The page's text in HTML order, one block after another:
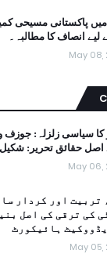
میں پاکستانی مسیحی
لیے انصاف کا مطالبہ۔
May 08,
کا سیاسی زلزلہ: جوزف
اصل حقائق تحریر:
May 06,
تربیت اور کردار
کی ترقی کی اصل
ہائیکورٹ
May 05,